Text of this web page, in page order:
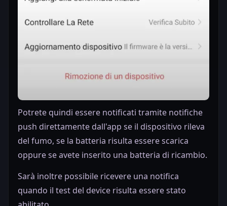
Potrete quindi essere notificati tramite notifiche
push direttamente dall'app se il dispositivo rileva
del fumo, se la batteria risulta essere scarica
oppure se avete inserito una batteria di ricambio.
Sarà inoltre possibile ricevere una notifica
quando il test del device risulta essere stato